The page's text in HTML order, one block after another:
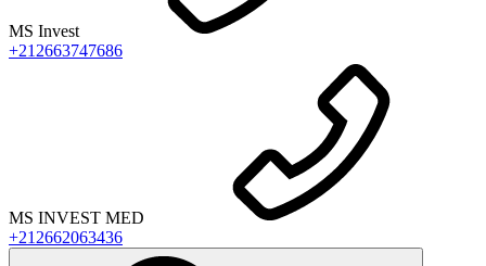
MS Invest
+212663747686
MS INVEST MED
+212662063436